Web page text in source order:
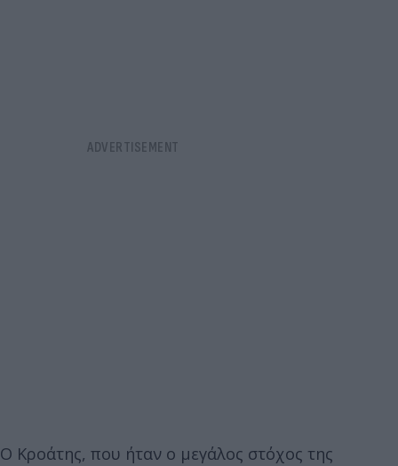
Ο Κροάτης, που ήταν ο μεγάλος στόχος της